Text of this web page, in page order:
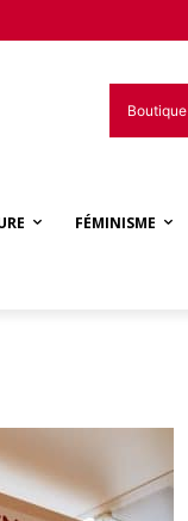
Boutique
FÉMINISME